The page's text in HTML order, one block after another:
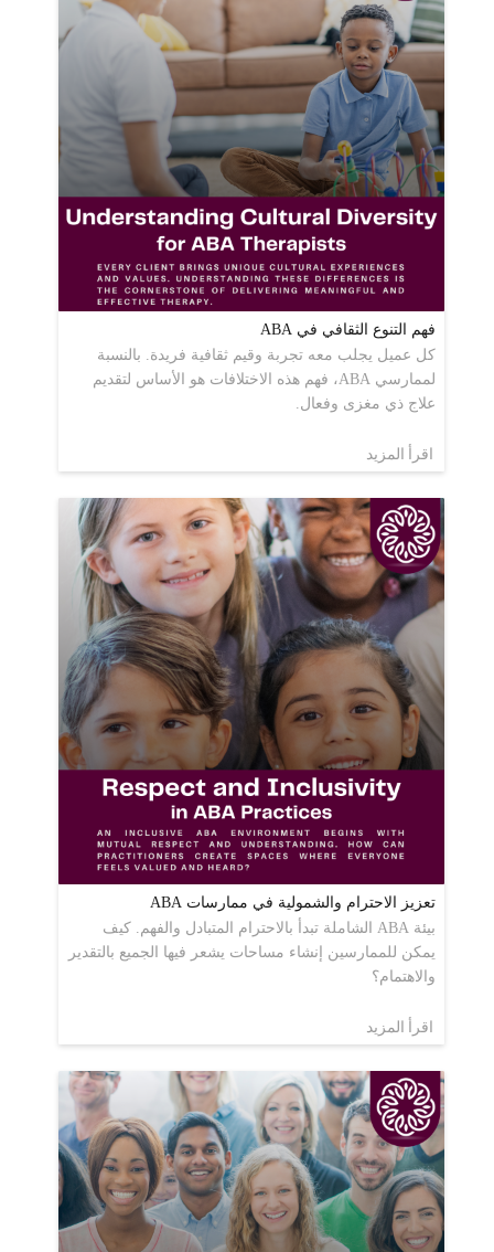
فهم التنوع الثقافي في ABA
كل عميل يجلب معه تجربة وقيم ثقافية فريدة. بالنسبة
لممارسي ABA، فهم هذه الاختلافات هو الأساس لتقديم
علاج ذي مغزى وفعال.
اقرأ المزيد
تعزيز الاحترام والشمولية في ممارسات ABA
بيئة ABA الشاملة تبدأ بالاحترام المتبادل والفهم. كيف
يمكن للممارسين إنشاء مساحات يشعر فيها الجميع بالتقدير
والاهتمام؟
اقرأ المزيد